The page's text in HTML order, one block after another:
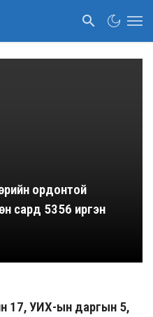
ордонтой
сард 5356 иргэн
17, УИХ-ын даргын 5,